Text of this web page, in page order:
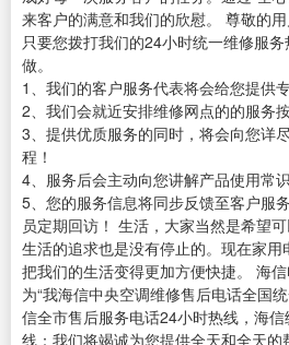
来客户的满意和我们的欣慰。 尊敬的
只要您拨打我们的24小时统一维修服
做。
1、我们的客户服务代表将会给您提供
2、我们会就近安排维修网点的的服务
3、提供优质服务的同时，将会向您详
程！
4、服务后会主动向您讲解产品使用常
5、您的服务信息将同步反馈至客户服
员定期回访！ 生活，大家当然是希望
生活的追求也是没有停止的。现在家用
把我们的生活变得更加方便快捷。 海
为“我海信中央空调维修售后电话全国
信全市售后服务电话24小时热线，海
线：我们将竭诚为您提供全天和全天